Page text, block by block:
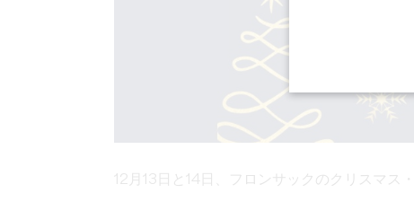
12月13日と14日、フロンサックのクリスマス